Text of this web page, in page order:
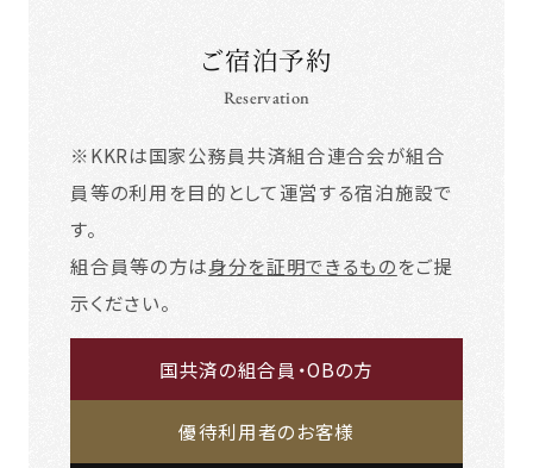
ご宿泊予約
Reservation
※KKRは国家公務員共済組合連合会が組合
員等の利用を目的として運営する宿泊施設で
す。
組合員等の方は身分を証明できるものをご提
示ください。
国共済の組合員・OBの方
優待利用者のお客様